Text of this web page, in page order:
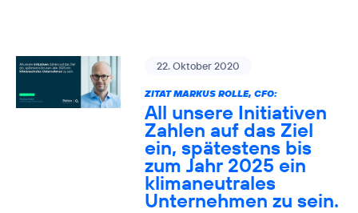
22. Oktober 2020
ZITAT MARKUS ROLLE, CFO:
All unsere Initiativen
Zahlen auf das Ziel
ein, spätestens bis
zum Jahr 2025 ein
klimaneutrales
Unternehmen zu sein.